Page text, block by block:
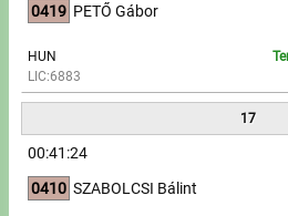
0419 PETŐ Gábor
HUN
LIC:6883
17
00:41:24
0410 SZABOLCSI Bálint